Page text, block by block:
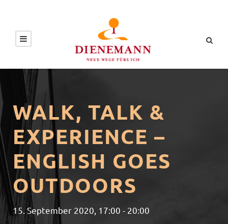
WALK, TALK &
EXPERIENCE –
ENGLISH GOES
OUTDOORS
15. September 2020, 17:00 - 20:00